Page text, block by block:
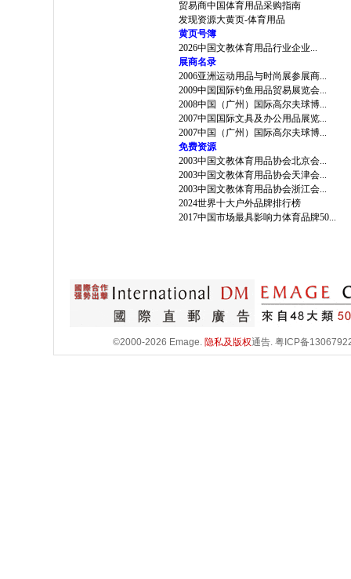
贸易商中国体育用品采购指南
发现资源大黄页-体育用品
黄页号簿
2026中国文教体育用品行业企业...
展商名录
2006亚洲运动用品与时尚展参展商...
2009中国国际钓鱼用品贸易展览会...
2008中国（广州）国际高尔夫球博...
2007中国国际文具及办公用品展览...
2007中国（广州）国际高尔夫球博...
免费资源
2003中国文教体育用品协会北京会...
2003中国文教体育用品协会天津会...
2003中国文教体育用品协会浙江会...
2024世界十大户外品牌排行榜
2017中国市场最具影响力体育品牌50...
©2000-2026 Emage. 隐私及版权通告. 粤ICP备